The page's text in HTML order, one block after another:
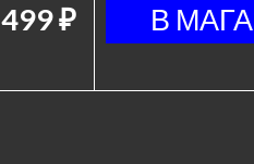
499 ₽